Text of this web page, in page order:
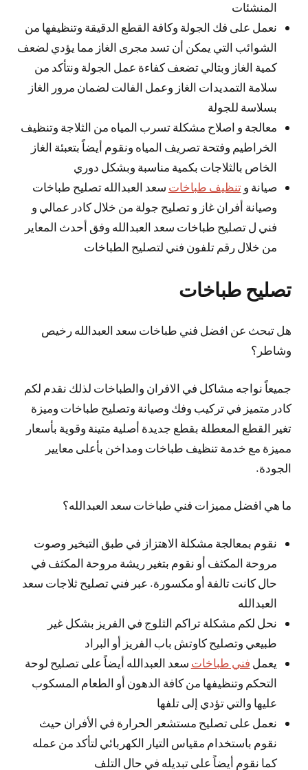
المنشئات
نعمل على فك الجولة وكافة القطع الدقيقة وتنظيفها من
الشوائب التي يمكن أن تسد مجرى الغاز مما يؤدي لضعف
كمية الغاز وبتالي تضعف كفاءة عمل الجولة ونتأكد من
سلامة التمديدات الغاز وعمل الفالت لضمان مرور الغاز
بسلاسة للجولة
معالجة و اصلاح مشكلة تسرب المياه من الثلاجة وتنظيف
الخراطيم وفتحة تصريف المياه ونقوم أيضاً بتعبئة الغاز
الخاص بالثلاجات بكمية مناسبة وبشكل دوري
صيانة وتنظيف طباخات سعد العبدالله تصليح طباخات
وصيانة أفران غاز و تصليح جولة من خلال كادر عمالي و
فني ل تصليح طباخات سعد العبدالله وفق أحدث المعاير
من خلال رقم تلفون فني لتصليح الطباخات
تصليح طباخات
هل تبحث عن افضل فني طباخات سعد العبدالله رخيص
وشاطر؟
جميعاً نواجه مشاكل في الافران والطباخات لذلك نقدم لكم
كادر متميز في تركيب وفك وصيانة وتصليح طباخات وميزة
تغير القطع المعطلة بقطع جديدة أصلية متينة وقوية بأسعار
مميزة مع خدمة تنظيف طباخات ومداخن بأعلى معايير
الجودة.
ما هي افضل مميزات فني طباخات سعد العبدالله؟
نقوم بمعالجة مشكلة الاهتزاز في طبق التبخير وصوت
مروحة المكثف أو نقوم بتغير ريشة مروحة المكثف في
حال كانت تالفة أو مكسورة. عبر فني تصليح ثلاجات سعد
العبدالله
نحل لكم مشكلة تراكم الثلوج في الفريز بشكل غير
طبيعي وتصليح كاوتش باب الفريز أو البراد
يعمل فني طباخات سعد العبدالله أيضاً على تصليح لوحة
التحكم وتنظيفها من كافة الدهون أو الطعام المسكوب
عليها والتي تؤدي إلى تلفها
نعمل على تصليح مستشعر الحرارة في الأفران حيث
نقوم باستخدام مقياس التيار الكهربائي لتأكد من عمله
كما نقوم أيضاً على تبديله في حال التلف